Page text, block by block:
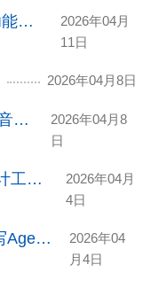
AI Coding：ScriptCat的CSP功能（Trae Solo）
2026年04月
11日
2026年04月8日
AI Coding：OmniVoice完成声音克隆
2026年04月8
日
AICoding：为什么说 token 统计工作量不靠谱？
2026年04月
4日
AICoding：本地LLM+MCP编写Agent完成数据爬取
2026年04
月4日